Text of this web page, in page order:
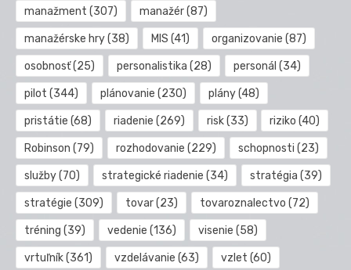
manažment (307) manažér(87)
manažérske hry(38) MIS (41) organizovanie (87)
osobnosť(25) personalistika (28) personál (34)
pilot (344) plánovanie (230) plány(48)
pristátie (68) riadenie (269) risk(33) riziko (40)
Robinson (79) rozhodovanie (229) schopnosti (23)
služby(70) strategické riadenie (34) stratégia (39)
stratégie (309) tovar(23) tovaroznalectvo (72)
tréning (39) vedenie (136) visenie (58)
vrtuľník(361) vzdelávanie (63) vzlet (60)